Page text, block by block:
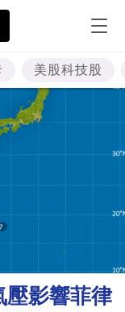
美股科技股
壓影響菲律